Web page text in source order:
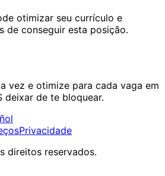
otimizar seu currículo e
de conseguir esta posição.
vez e otimize para cada vaga em
deixar de te bloquear.
Privacidade
direitos reservados.